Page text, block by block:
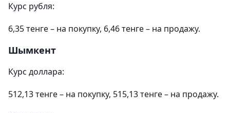
Курс рубля:
6,35 тенге – на покупку, 6,46 тенге – на продажу.
Шымкент
Курс доллара:
512,13 тенге – на покупку, 515,13 тенге – на продажу.